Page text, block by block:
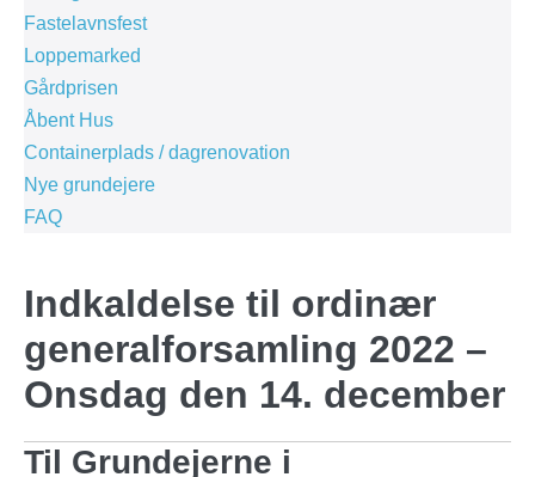
Fastelavnsfest
Loppemarked
Gårdprisen
Åbent Hus
Containerplads / dagrenovation
Nye grundejere
FAQ
Indkaldelse til ordinær
generalforsamling 2022 –
Onsdag den 14. december
Til Grundejerne i